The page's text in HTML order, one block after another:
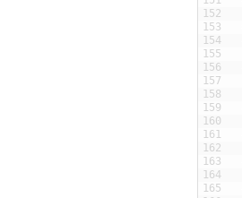
152
153
154
155
156
157
158
159
160
161
162
163
164
165